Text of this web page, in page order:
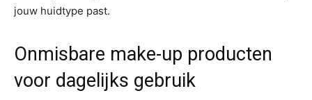
jouw huidtype past.
Onmisbare make-up producten
voor dagelijks gebruik